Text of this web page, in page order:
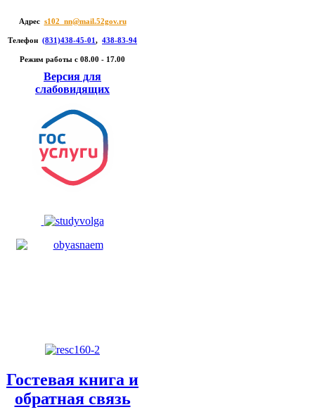
Адрес s102_nn@mail.52gov.ru
Телефон (831)438-45-01 , 438-83-94
Режим работы c 08.00 - 17.00
Версия для
слабовидящих
Гостевая книга и
обратная связь